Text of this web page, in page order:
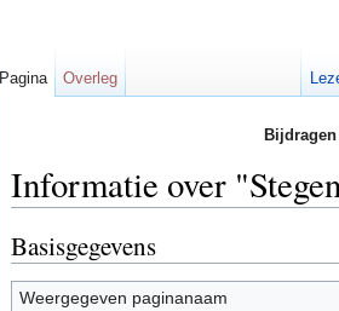
Informatie over
Basisgegevens
Weergegeven paginanaam
Pagina Overleg